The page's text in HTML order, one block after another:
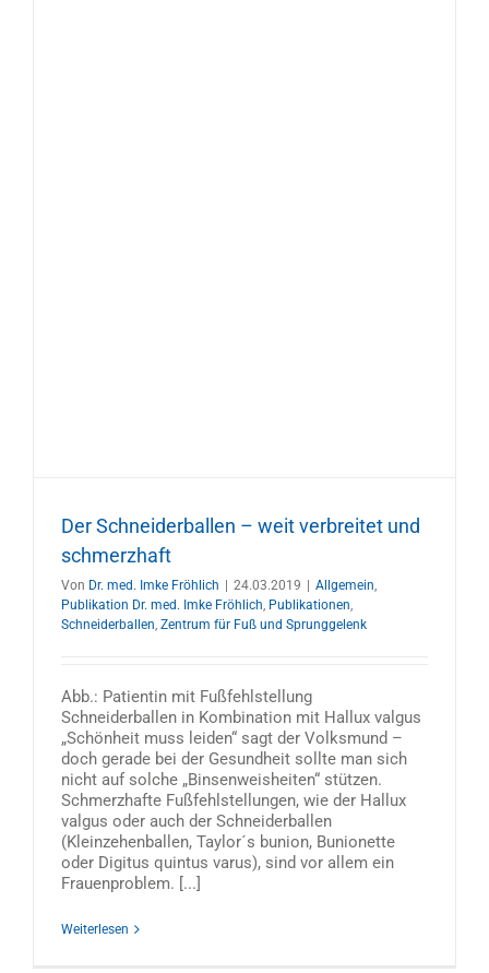
Der Schneiderballen – weit verbreitet und
schmerzhaft
Von Dr. med. Imke Fröhlich | 24.03.2019 | Allgemein
Publikation Dr. med. Imke Fröhlich Publikationen
Schneiderballen Zentrum für Fuß und Sprunggelenk
Abb.: Patientin mit Fußfehlstellung
Schneiderballen in Kombination mit Hallux valgus
„Schönheit muss leiden“ sagt der Volksmund –
doch gerade bei der Gesundheit sollte man sich
nicht auf solche „Binsenweisheiten“ stützen.
Schmerzhafte Fußfehlstellungen, wie der Hallux
valgus oder auch der Schneiderballen
(Kleinzehenballen, Taylor´s bunion, Bunionette
oder Digitus quintus varus), sind vor allem ein
Frauenproblem. [...]
Weiterlesen